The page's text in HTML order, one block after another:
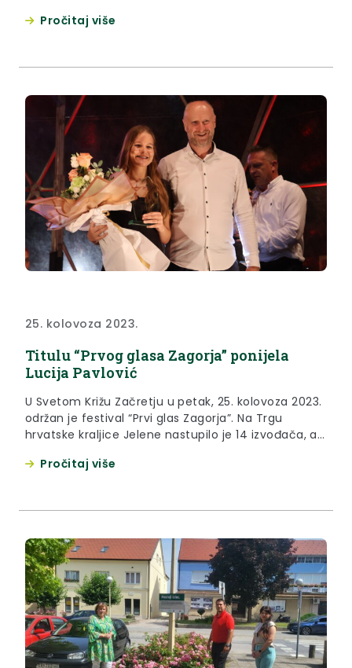
Mekovec Gabud, pijanista Matije Krznara i stručne
Pročitaj više
25. kolovoza 2023.
Titulu “Prvog glasa Zagorja” ponijela
Lucija Pavlović
U Svetom Križu Začretju u petak, 25. kolovoza 2023.
održan je festival “Prvi glas Zagorja”. Na Trgu
hrvatske kraljice Jelene nastupilo je 14 izvođača, a
uručio župan Krapinsko-zagorske županije Željko
Pročitaj više